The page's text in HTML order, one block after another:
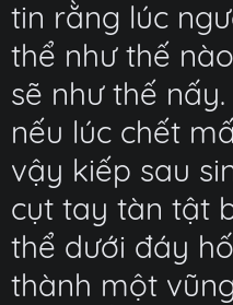
tin rằng lúc
thể như thế
sẽ như thế
nếu lúc chết
vậy kiếp sau
cụt tay tàn tật
thể dưới đáy
thành một